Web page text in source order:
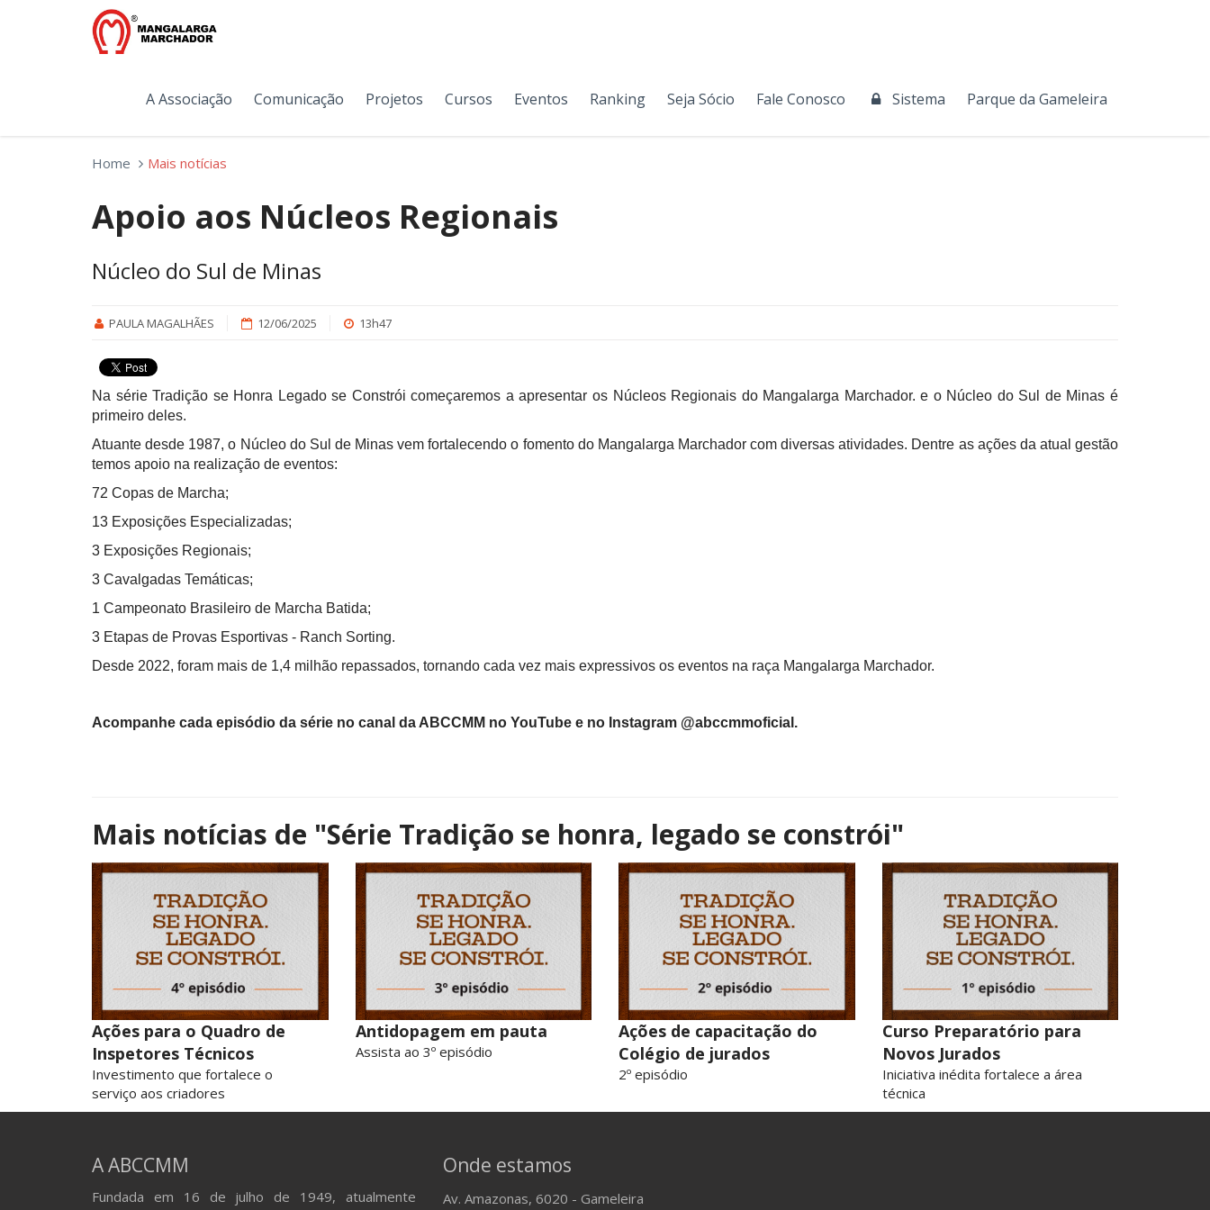
A Associação Comunicação Projetos Cursos Eventos Ranking Seja Sócio Fale Conosco Sistema Parque da Gameleira
Home Mais notícias
Apoio aos Núcleos Regionais
Núcleo do Sul de Minas
PAULA MAGALHÃES 12/06/2025 13h47
Na série Tradição se Honra Legado se Constrói começaremos a apresentar os Núcleos Regionais do Mangalarga Marchador. e o Núcleo do Sul de Minas é
primeiro deles.
Atuante desde 1987, o Núcleo do Sul de Minas vem fortalecendo o fomento do Mangalarga Marchador com diversas atividades. Dentre as ações da atual gestão
temos apoio na realização de eventos:
72 Copas de Marcha;
13 Exposições Especializadas;
3 Exposições Regionais;
3 Cavalgadas Temáticas;
1 Campeonato Brasileiro de Marcha Batida;
3 Etapas de Provas Esportivas - Ranch Sorting.
Desde 2022, foram mais de 1,4 milhão repassados, tornando cada vez mais expressivos os eventos na raça Mangalarga Marchador.
Acompanhe cada episódio da série no canal da ABCCMM no YouTube e no Instagram @abccmmoficial.
Mais notícias de "Série Tradição se honra, legado se constrói"
Ações para o Quadro de
Inspetores Técnicos
Investimento que fortalece o
serviço aos criadores
Antidopagem em pauta
Assista ao 3º episódio
Ações de capacitação do
Colégio de jurados
2º episódio
Curso Preparatório para
Novos Jurados
Iniciativa inédita fortalece a área
técnica
A ABCCMM
Fundada em 16 de julho de 1949, atualmente
Onde estamos
Av. Amazonas, 6020 - Gameleira